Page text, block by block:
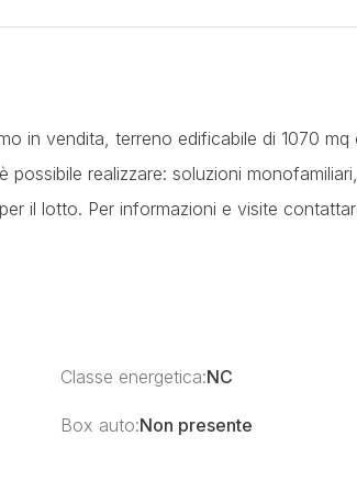
in vendita, terreno edificabile di 1070 mq
realizzare: soluzioni monofamiliari,
il lotto. Per informazioni e visite
Classe energetica:NC
Box auto:Non presente